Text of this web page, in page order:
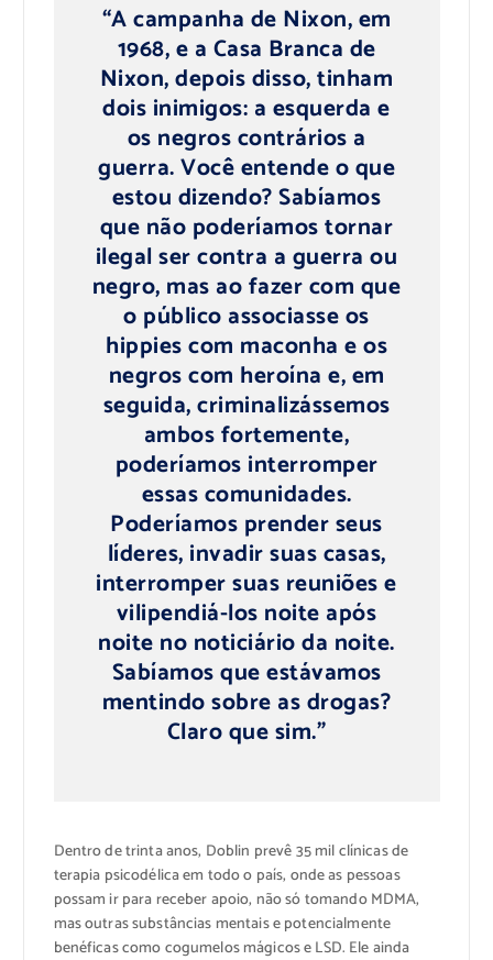
“A campanha de Nixon, em
1968, e a Casa Branca de
Nixon, depois disso, tinham
dois inimigos: a esquerda e
os negros contrários a
guerra. Você entende o que
estou dizendo? Sabíamos
que não poderíamos tornar
ilegal ser contra a guerra ou
negro, mas ao fazer com que
o público associasse os
hippies com maconha e os
negros com heroína e, em
seguida, criminalizássemos
ambos fortemente,
poderíamos interromper
essas comunidades.
Poderíamos prender seus
líderes, invadir suas casas,
interromper suas reuniões e
vilipendiá-los noite após
noite no noticiário da noite.
Sabíamos que estávamos
mentindo sobre as drogas?
Claro que sim.”
Dentro de trinta anos, Doblin prevê 35 mil clínicas de
terapia psicodélica em todo o país, onde as pessoas
possam ir para receber apoio, não só tomando MDMA,
mas outras substâncias mentais e potencialmente
benéficas como cogumelos mágicos e LSD. Ele ainda